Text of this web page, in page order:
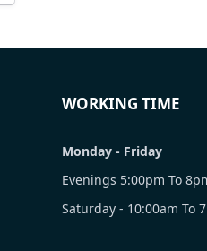
WORKING TIME
Monday - Friday
Evenings 5:00pm To
Saturday - 10:00am To